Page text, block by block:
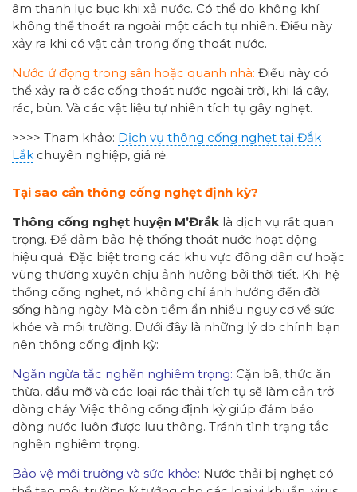
âm thanh lục bục khi xả nước. Có thể do không khí
không thể thoát ra ngoài một cách tự nhiên. Điều này
xảy ra khi có vật cản trong ống thoát nước.
Nước ứ đọng trong sân hoặc quanh nhà: Điều này có
thể xảy ra ở các cống thoát nước ngoài trời, khi lá cây,
rác, bùn. Và các vật liệu tự nhiên tích tụ gây nghẹt.
>>>> Tham khảo: Dịch vụ thông cống nghẹt tại Đắk
Lắk chuyên nghiệp, giá rẻ.
Tại sao cần thông cống nghẹt định kỳ?
Thông cống nghẹt huyện M’Đrắk là dịch vụ rất quan
trọng. Để đảm bảo hệ thống thoát nước hoạt động
hiệu quả. Đặc biệt trong các khu vực đông dân cư hoặc
vùng thường xuyên chịu ảnh hưởng bởi thời tiết. Khi hệ
thống cống nghẹt, nó không chỉ ảnh hưởng đến đời
sống hàng ngày. Mà còn tiềm ẩn nhiều nguy cơ về sức
khỏe và môi trường. Dưới đây là những lý do chính bạn
nên thông cống định kỳ:
Ngăn ngừa tắc nghẽn nghiêm trọng: Cặn bã, thức ăn
thừa, dầu mỡ và các loại rác thải tích tụ sẽ làm cản trở
dòng chảy. Việc thông cống định kỳ giúp đảm bảo
dòng nước luôn được lưu thông. Tránh tình trạng tắc
nghẽn nghiêm trọng.
Bảo vệ môi trường và sức khỏe: Nước thải bị nghẹt có